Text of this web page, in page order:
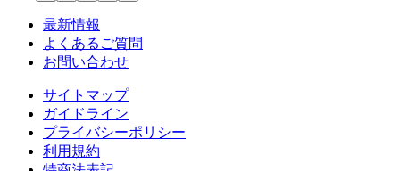
最新情報
よくあるご質問
お問い合わせ
サイトマップ
ガイドライン
プライバシーポリシー
利用規約